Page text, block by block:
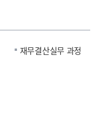
재무결산실무 과정